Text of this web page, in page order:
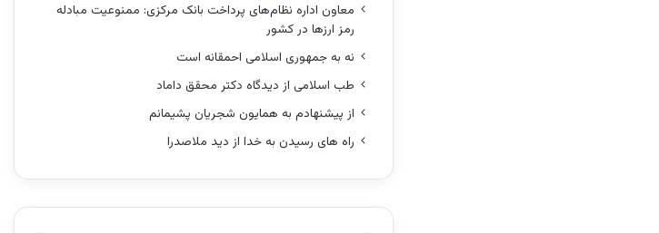
معاون اداره نظام‌های پرداخت بانک مرکزی: ممنوعیت مبادله
رمز ارزها در کشور
نه به جمهوری اسلامی احمقانه است
طب اسلامی از دیدگاه دکتر محقق داماد
از پیشنهادم به همایون شجریان پشیمانم
راه های رسیدن به خدا از دید ملاصدرا